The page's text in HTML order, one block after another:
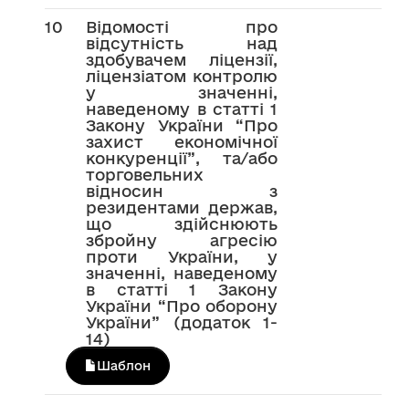
10
Відомості про
відсутність над
здобувачем ліцензії,
ліцензіатом контролю
у значенні,
наведеному в статті 1
Закону України “Про
захист економічної
конкуренції”, та/або
торговельних
відносин з
резидентами держав,
що здійснюють
збройну агресію
проти України, у
значенні, наведеному
в статті 1 Закону
України “Про оборону
України” (додаток 1-
14)
Шаблон